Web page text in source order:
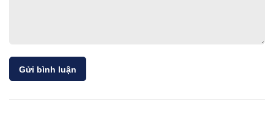
Gửi bình luận